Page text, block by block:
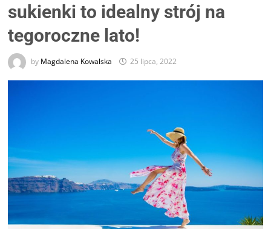
sukienki to idealny strój na
tegoroczne lato!
by Magdalena Kowalska 25 lipca, 2022